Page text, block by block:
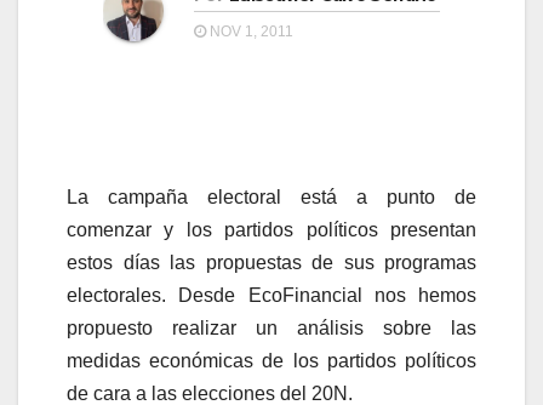
NOV 1, 2011
La campaña electoral está a punto de
comenzar y los partidos políticos presentan
estos días las propuestas de sus programas
electorales. Desde EcoFinancial nos hemos
propuesto realizar un análisis sobre las
medidas económicas de los partidos políticos
de cara a las elecciones del 20N.